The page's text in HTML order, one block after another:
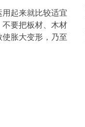
起来就比较适宜
要把板材、木材
胀大变形，乃至